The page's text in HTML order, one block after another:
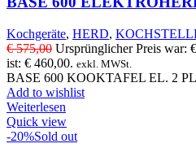
Kochgeräte, HERD,
€575,00 Ursprünglicher Preis war:
ist: € 460,00. exkl. MWSt.
BASE 600 KOOKTAFEL EL. 2
Add to wishlist
Weiterlesen
Quick view
-20%Sold out